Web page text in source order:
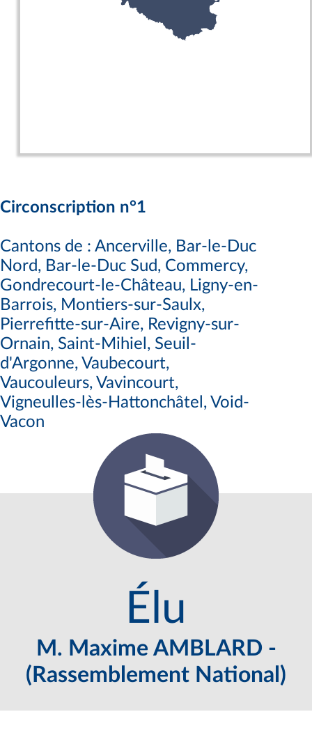
Circonscription n°1
Cantons de : Ancerville, Bar-le-Duc
Nord, Bar-le-Duc Sud, Commercy,
Gondrecourt-le-Château, Ligny-en-
Barrois, Montiers-sur-Saulx,
Pierrefitte-sur-Aire, Revigny-sur-
Ornain, Saint-Mihiel, Seuil-
d'Argonne, Vaubecourt,
Vaucouleurs, Vavincourt,
Vigneulles-lès-Hattonchâtel, Void-
Vacon
Élu
M. Maxime AMBLARD -
(Rassemblement National)